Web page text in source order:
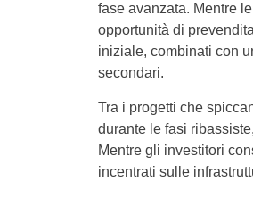
fase avanzata. Mentre
opportunità di
iniziale, combinati con
secondari.
Tra i progetti che
durante le fasi
Mentre gli investitori
incentrati sulle